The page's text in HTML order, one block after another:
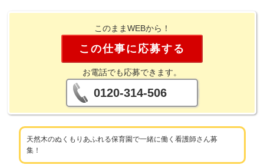
このままWEBから！
この仕事に応募する
お電話でも応募できます。
0120-314-506
天然木のぬくもりあふれる保育園で一緒に働く看護師さん募
集！